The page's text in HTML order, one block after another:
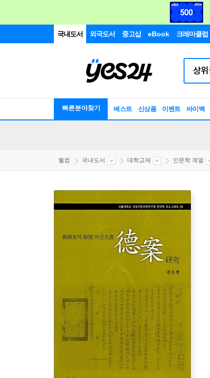
국내도서 외국도서 중고샵 eBook 크레마클럽
빠른분야찾기 베스트 신상품 이벤트 바이백
웰컴 국내도서 대학교재 인문학 계열